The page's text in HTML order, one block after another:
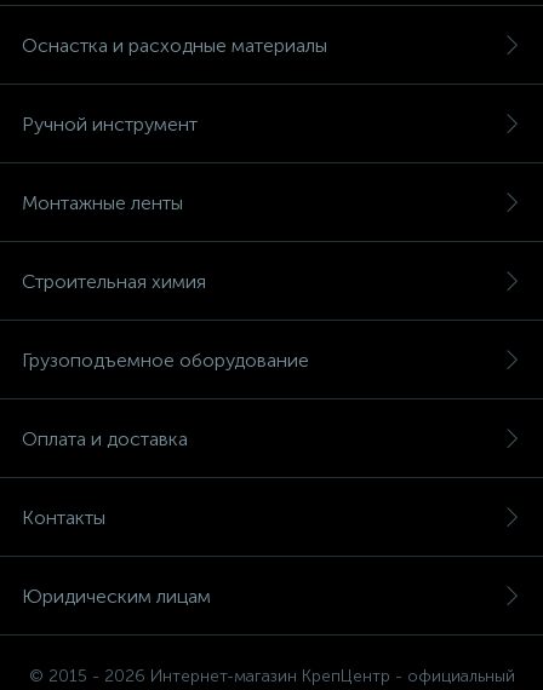
Оснастка и расходные материалы
Ручной инструмент
Монтажные ленты
Строительная химия
Грузоподъемное оборудование
Оплата и доставка
Контакты
Юридическим лицам
© 2015 - 2026 Интернет-магазин КрепЦентр - официальный